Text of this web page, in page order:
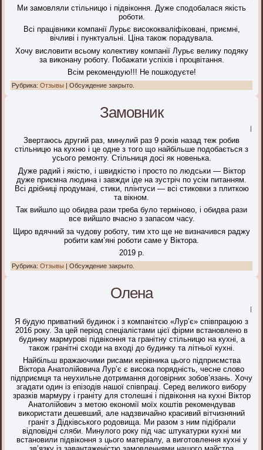
Ми замовляли стільницю і підвіконня. Дуже сподобалася якість
роботи.
Всі працівники компанії Лурьє висококваліфіковані, приємні,
вічливі і пунктуальні. Ціна також порадувала.
Хочу висловити всьому колективу компанії Лурьє велику подяку
за виконану роботу. Побажати успіхів і процвітання.
Всім рекомендую!!! Не пошкодуєте!
Рубрика: Отзывы | Обсуждение закрыто.
Замовник
|
Звертаюсь другий раз, минулий раз 9 років назад теж робив
стільницю на кухню і це одне з того що найбільше подобається з
усього ремонту. Стільниця досі як новенька.
Дуже радий і якістю, і швидкістю і просто по людськи — Віктор
дуже приємна людина і завжди іде на зустріч по усім питанням.
Всі дрібниці продумані, стики, плінтуси — всі стиковки з плиткою
та вікном.
Так вийшло що обидва рази треба було терміново, і обидва рази
все вийшло вчасно з запасом часу.
Щиро вдячний за чудову роботу, тим хто ще не визначився раджу
робити кам’яні роботи саме у Віктора.
2019 р.
Рубрика: Отзывы | Обсуждение закрыто.
Олена
|
Я будую приватний будинок і з компанітєю «Лур’є» співпрацюю з
2016 року. За цей період спеціалістами цієї фірми встановлено в
будинку мармурові підвіконня та гранітну стільницю на кухні, а
також гранітні сходи на вході до будинку та літньої кухні.
Найбільш вражаючими рисами керівника цього підприємства
Віктора Анатолійовича Лур’є є висока порядність, чесне слово
підприємця та неухильне дотримання договірних зобов’язань. Хочу
згадати один із епізодів нашої співпраці. Серед великого вибору
зразків мармуру і граніту для столешні і підвіконня на кухні Віктор
Анатолійович з метою економії моїх коштів рекомендував
використати дешевший, але надзвичайно красивий вітчизняний
граніт з Дідківського родовища. Ми разом з ним підібрали
відповідні сляби. Минулого року під час штукатурки кухні ми
встановили підвіконня з цього матеріалу, а виготовлення кухні у